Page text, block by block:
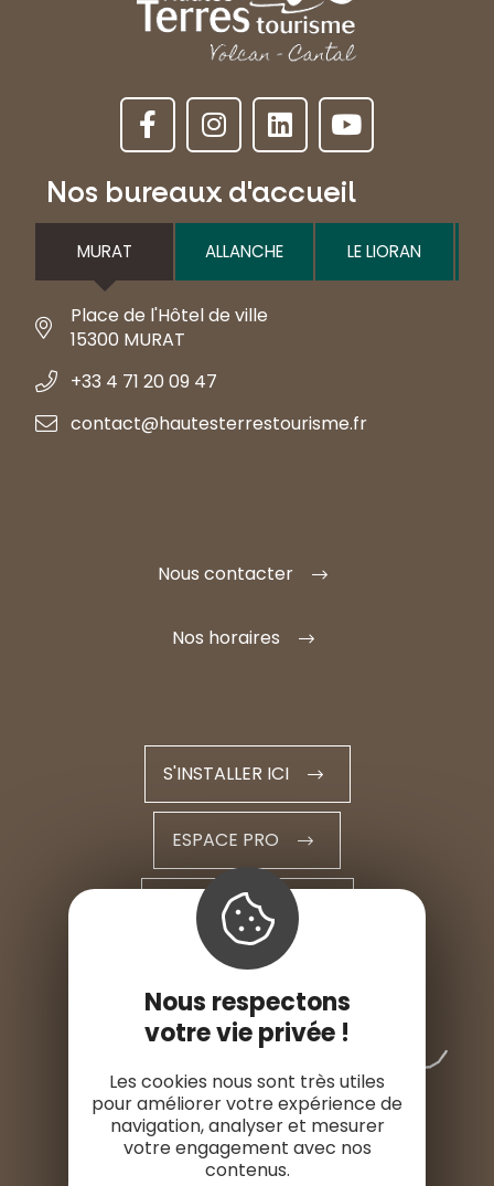
Nos bureaux d'accueil
MURAT ALLANCHE LE LIORAN
Place de l'Hôtel de ville
15300 MURAT
+33 4 71 20 09 47
contact@hautesterrestourisme.fr
Nous contacter
Nos horaires
S'INSTALLER ICI
ESPACE PRO
ESPACE PRESSE
Nous respectons
votre vie privée !
Les cookies nous sont très utiles
pour améliorer votre expérience de
navigation, analyser et mesurer
votre engagement avec nos
contenus.